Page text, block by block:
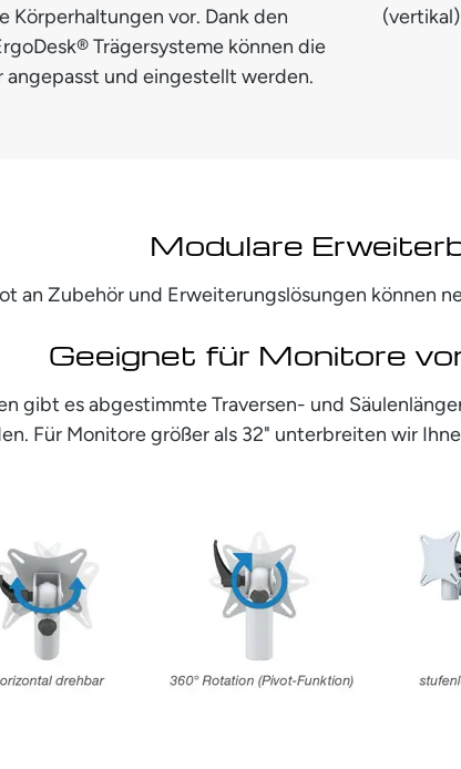
Körperhaltungen vor. Dank den
Trägersysteme können die
und eingestellt werden.
Modulare
an Zubehör und Erweiterungslösungen können
Geeignet für Monitore
gibt es abgestimmte Traversen- und
Für Monitore größer als 32" unterbreiten wir